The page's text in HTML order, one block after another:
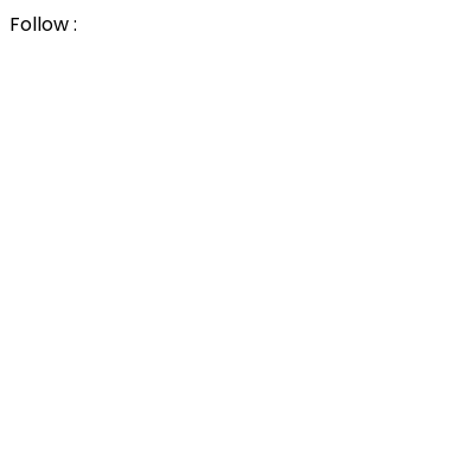
Follow :